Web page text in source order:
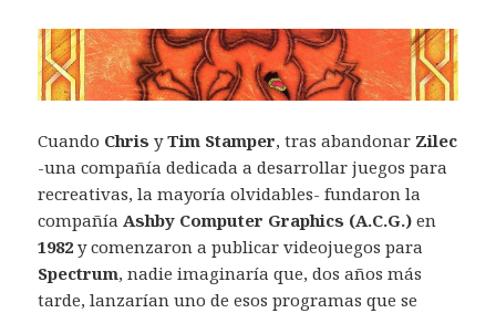
Cuando Chris yTim Stamper, tras abandonar Zilec
-una compañía dedicada a desarrollar juegos para
recreativas, la mayoría olvidables- fundaron la
compañía Ashby Computer Graphics (A.C.G.) en
1982 y comenzaron a publicar videojuegos para
Spectrum, nadie imaginaría que, dos años más
tarde, lanzarían uno de esos programas que se